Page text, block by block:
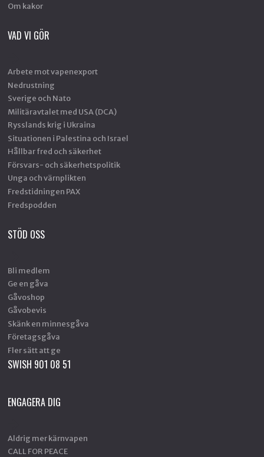
Om kakor
VAD VI GÖR
Arbete mot vapenexport
Nedrustning
Sverige och Nato
Militäravtalet med USA (DCA)
Rysslands krig i Ukraina
Situationen i Palestina och Israel
Hållbar fred och säkerhet
Försvars- och säkerhetspolitik
Unga och värnplikten
Fredstidningen PAX
Fredspodden
STÖD OSS
Bli medlem
Ge en gåva
Gåvoshop
Gåvobevis
Skänk en minnesgåva
Företagsgåva
Fler sätt att ge
SWISH 901 08 51
ENGAGERA DIG
Aldrig mer kärnvapen
CALL FOR PEACE